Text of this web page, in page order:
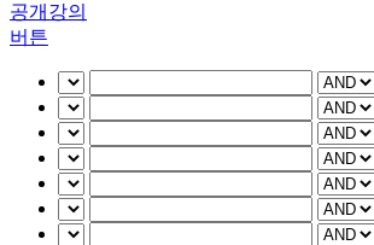
공개강의
버튼